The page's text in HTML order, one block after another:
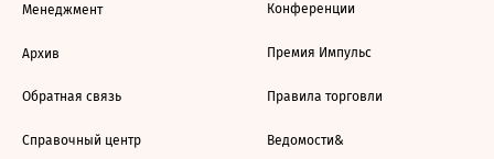
Менеджмент
Архив
Обратная связь
Справочный центр
Конференции
Премия Импульс
Правила торговли
Ведомости&